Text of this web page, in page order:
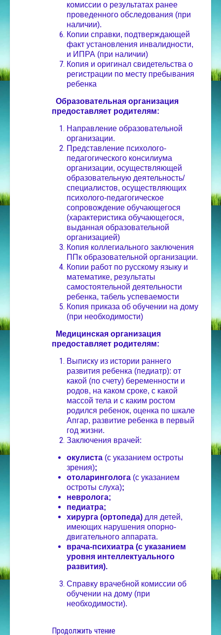
комиссии о результатах ранее
проведенного обследования (при
наличии).
Копии справки, подтверждающей
факт установления инвалидности,
и ИПРА (при наличии)
Копия и оригинал свидетельства о
регистрации по месту пребывания
ребенка
Образовательная организация
предоставляет родителям:
Направление образовательной
организации.
Представление психолого-
педагогического консилиума
организации, осуществляющей
образовательную деятельность/
специалистов, осуществляющих
психолого-педагогическое
сопровождение обучающегося
(характеристика обучающегося,
выданная образовательной
организацией)
Копия коллегиального заключения
ППк образовательной организации.
Копии работ по русскому языку и
математике, результаты
самостоятельной деятельности
ребенка, табель успеваемости
Копия приказа об обучении на дому
(при необходимости)
Медицинская организация
предоставляет родителям:
Выписку из истории раннего
развития ребенка (педиатр): от
какой (по счету) беременности и
родов, на каком сроке, с какой
массой тела и с каким ростом
родился ребенок, оценка по шкале
Апгар, развитие ребенка в первый
год жизни.
Заключения врачей:
окулиста (с указанием остроты
зрения);
отоларинголога (с указанием
остроты слуха);
невролога;
педиатра;
хирурга (ортопеда) для детей,
имеющих нарушения опорно-
двигательного аппарата.
врача-психиатра (с указанием
уровня интеллектуального
развития).
Справку врачебной комиссии об
обучении на дому (при
необходимости).
Продолжить чтение